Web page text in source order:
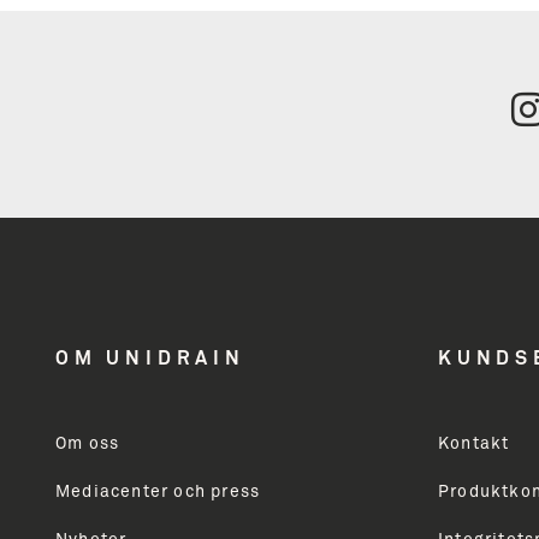
nyhedsbrev
Modtager du ikke allerede vores nyhedsbrev, så
OM UNIDRAIN
Om oss
Mediacenter och press
Kontakt